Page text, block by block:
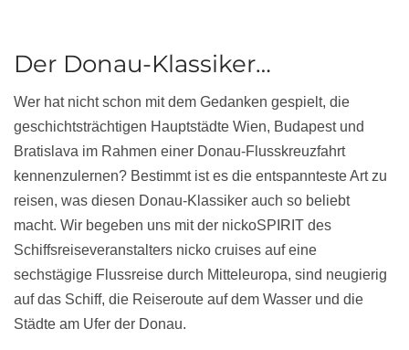
Der Donau-Klassiker…
Wer hat nicht schon mit dem Gedanken gespielt, die
geschichtsträchtigen Hauptstädte Wien, Budapest und
Bratislava im Rahmen einer Donau-Flusskreuzfahrt
kennenzulernen? Bestimmt ist es die entspannteste Art zu
reisen, was diesen Donau-Klassiker auch so beliebt
macht. Wir begeben uns mit der nickoSPIRIT des
Schiffsreiseveranstalters nicko cruises auf eine
sechstägige Flussreise durch Mitteleuropa, sind neugierig
auf das Schiff, die Reiseroute auf dem Wasser und die
Städte am Ufer der Donau.